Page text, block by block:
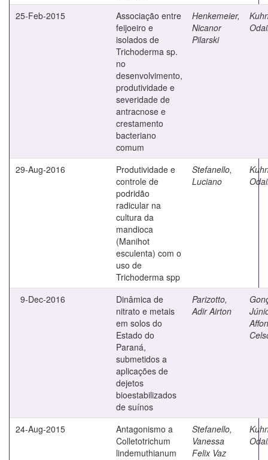
25-Feb-2015
Associação entre
feijoeiro e
isolados de
Trichoderma sp.
no
desenvolvimento,
produtividade e
severidade de
antracnose e
crestamento
bacteriano
comum
Henkemeier,
Nicanor
Pilarski
29-Aug-2016
Produtividade e
controle de
podridão
radicular na
cultura da
mandioca
(Manihot
esculenta) com o
uso de
Trichoderma spp
Stefanello,
Luciano
9-Dec-2016
Dinâmica de
nitrato e metais
em solos do
Estado do
Paraná,
submetidos a
aplicações de
dejetos
bioestabilizados
de suínos
Parizotto,
Adir Airton
24-Aug-2015
Antagonismo a
Colletotrichum
lindemuthianum
Stefanello,
Vanessa
Felix Vaz